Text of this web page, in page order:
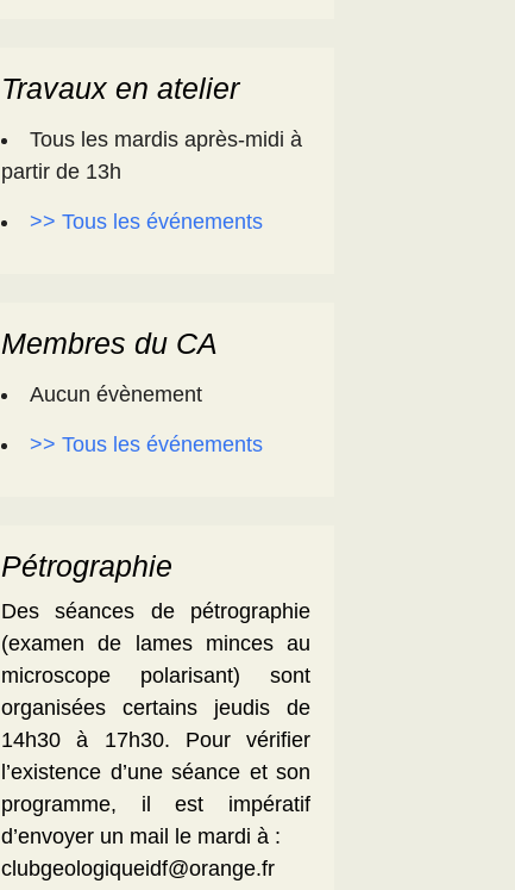
Travaux en atelier
Tous les mardis après-midi à
partir de 13h
>> Tous les événements
Membres du CA
Aucun évènement
>> Tous les événements
Pétrographie
Des séances de pétrographie
(examen de lames minces au
microscope polarisant) sont
organisées certains jeudis de
14h30 à 17h30. Pour vérifier
l’existence d’une séance et son
programme, il est impératif
d’envoyer un mail le mardi à :
clubgeologiqueidf@orange.fr